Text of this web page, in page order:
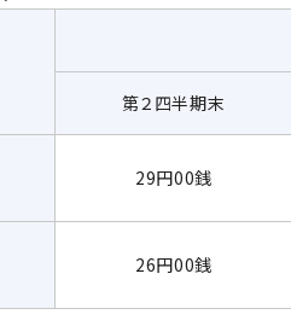
第２四半期末
29円00銭
26円00銭